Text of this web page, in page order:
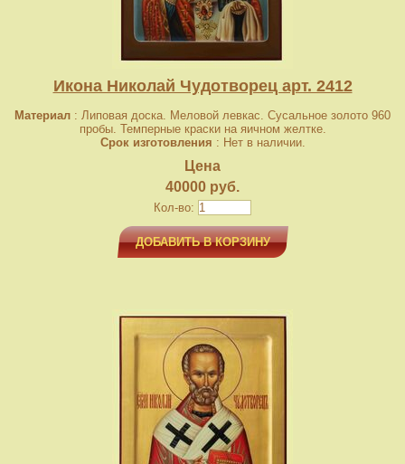
Икона Николай Чудотворец арт. 2412
Материал : Липовая доска. Меловой левкас. Сусальное золото 960
пробы. Темперные краски на яичном желтке.
Срок изготовления : Нет в наличии.
Цена
40000 руб.
Кол-во:
ДОБАВИТЬ В КОРЗИНУ